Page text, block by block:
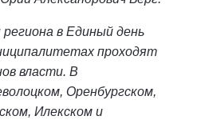
в Единый день
проходят
власти. В
Оренбургском,
Илекском и